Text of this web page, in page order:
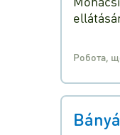
Робота,